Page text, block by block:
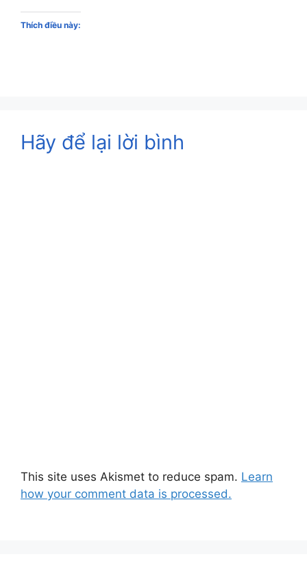
Thích điều này:
Hãy để lại lời bình
This site uses Akismet to reduce spam. Learn
how your comment data is processed.